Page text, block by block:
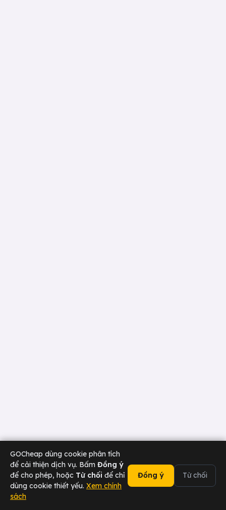
GOCheap dùng cookie phân tích
để cải thiện dịch vụ. Bấm Đồng ý
để cho phép, hoặc Từ chối để chỉ
dùng cookie thiết yếu. Xem chính
sách
Đồng ý Từ chối